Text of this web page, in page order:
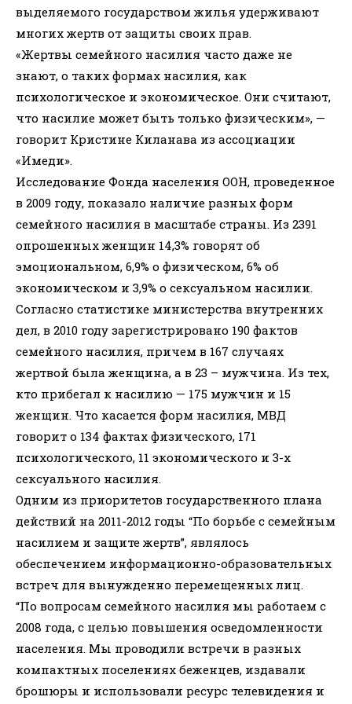
выделяемого государством жилья удерживают
многих жертв от защиты своих прав.
«Жертвы семейного насилия часто даже не
знают, о таких формах насилия, как
психологическое и экономическое. Они считают,
что насилие может быть только физическим», —
говорит Кристине Киланава из ассоциации
«Имеди».
Исследование Фонда населения ООН, проведенное
в 2009 году, показало наличие разных форм
семейного насилия в масштабе страны. Из 2391
опрошенных женщин 14,3% говорят об
эмоциональном, 6,9% о физическом, 6% об
экономическом и 3,9% о сексуальном насилии.
Согласно статистике министерства внутренних
дел, в 2010 году зарегистрировано 190 фактов
семейного насилия, причем в 167 случаях
жертвой была женщина, а в 23 – мужчина. Из тех,
кто прибегал к насилию — 175 мужчин и 15
женщин. Что касается форм насилия, МВД
говорит о 134 фактах физического, 171
психологического, 11 экономического и 3-х
сексуального насилия.
Одним из приоритетов государственного плана
действий на 2011-2012 годы “По борьбе с семейным
насилием и защите жертв”, являлось
обеспечением информационно-образовательных
встреч для вынужденно перемещенных лиц.
“По вопросам семейного насилия мы работаем с
2008 года, с целью повышения осведомленности
населения. Мы проводили встречи в разных
компактных поселениях беженцев, издавали
брошюры и использовали ресурс телевидения и